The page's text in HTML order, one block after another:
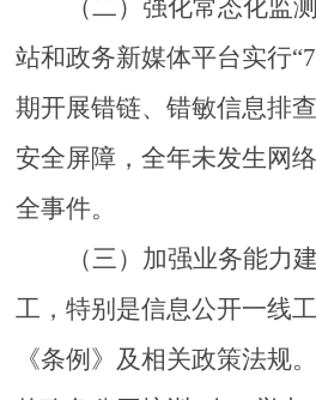
（二）强化常态化监
站和政务新媒体平台实行
期开展错链、错敏信息排
安全屏障，全年未发生网
全事件。
（三）加强业务能力建
工，特别是信息公开一线
《条例》及相关政策法规